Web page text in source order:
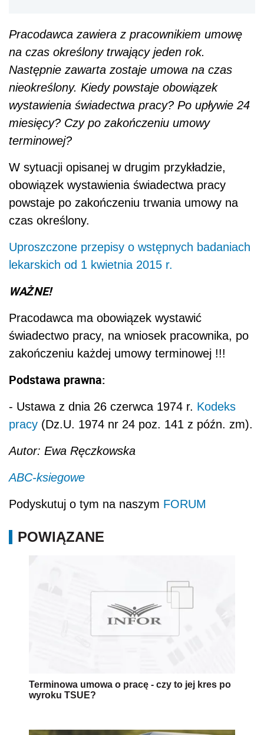
Pracodawca zawiera z pracownikiem umowę
na czas określony trwający jeden rok.
Następnie zawarta zostaje umowa na czas
nieokreślony. Kiedy powstaje obowiązek
wystawienia świadectwa pracy? Po upływie 24
miesięcy? Czy po zakończeniu umowy
terminowej?
W sytuacji opisanej w drugim przykładzie,
obowiązek wystawienia świadectwa pracy
powstaje po zakończeniu trwania umowy na
czas określony.
Uproszczone przepisy o wstępnych badaniach
lekarskich od 1 kwietnia 2015 r.
WAŻNE!
Pracodawca ma obowiązek wystawić
świadectwo pracy, na wniosek pracownika, po
zakończeniu każdej umowy terminowej !!!
Podstawa prawna:
- Ustawa z dnia 26 czerwca 1974 r. Kodeks
pracy (Dz.U. 1974 nr 24 poz. 141 z późn. zm).
Autor: Ewa Ręczkowska
ABC-ksiegowe
Podyskutuj o tym na naszym FORUM
POWIĄZANE
Terminowa umowa o pracę - czy to jej kres po
wyroku TSUE?